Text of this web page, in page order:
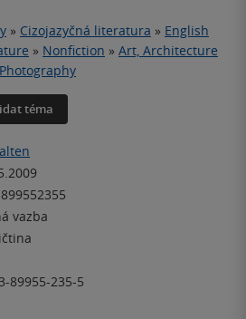
» Cizojazyčná literatura » English
» Nonfiction » Art, Architecture
téma
vazba
89955-235-5